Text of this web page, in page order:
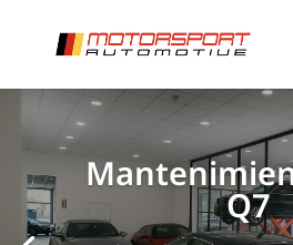
Q7
[/et_pb_slide][/et_pb_slide]